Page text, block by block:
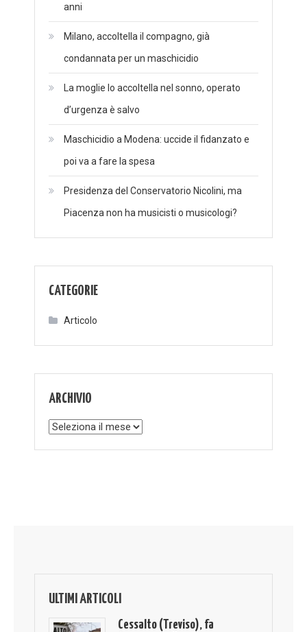
anni
Milano, accoltella il compagno, già
condannata per un maschicidio
La moglie lo accoltella nel sonno, operato
d’urgenza è salvo
Maschicidio a Modena: uccide il fidanzato e
poi va a fare la spesa
Presidenza del Conservatorio Nicolini, ma
Piacenza non ha musicisti o musicologi?
CATEGORIE
Articolo
ARCHIVIO
Archivio
ULTIMI ARTICOLI
Cessalto (Treviso), fa